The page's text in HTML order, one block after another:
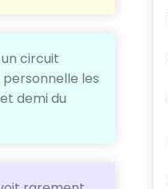
circuit
les
demi du